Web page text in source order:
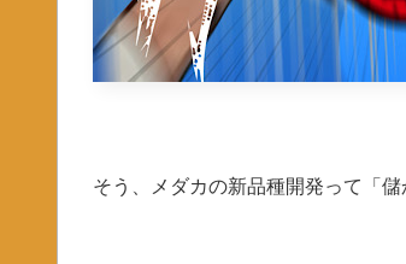
そう、メダカの新品種開発って「儲